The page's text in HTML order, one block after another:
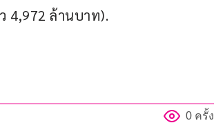
4,972 ล้านบาท).
0 ครั้ง